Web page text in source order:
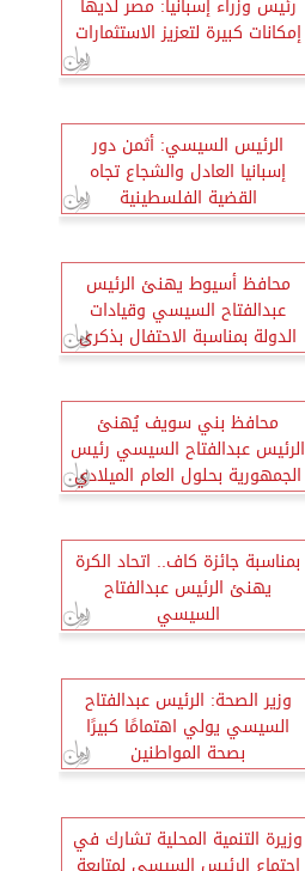
رئيس وزراء إسبانيا: مصر لديها
إمكانات كبيرة لتعزيز الاستثمارات
الرئيس السيسي: أثمن دور
إسبانيا العادل والشجاع تجاه
القضية الفلسطينية
محافظ أسيوط يهنئ الرئيس
عبدالفتاح السيسي وقيادات
الدولة بمناسبة الاحتفال بذكرى
الإسراء والمعراج
محافظ بني سويف يُهنئ
الرئيس عبدالفتاح السيسي رئيس
الجمهورية بحلول العام الميلادي
الجديد 2025
بمناسبة جائزة كاف.. اتحاد الكرة
يهنئ الرئيس عبدالفتاح
السيسي
وزير الصحة: الرئيس عبدالفتاح
السيسي يولي اهتمامًا كبيرًا
بصحة المواطنين
وزيرة التنمية المحلية تشارك في